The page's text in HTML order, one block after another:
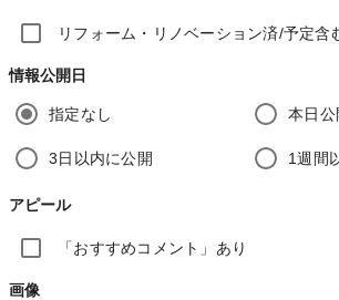
リフォーム・リノベーション済/予定含
情報公開日
指定なし 本日公
3日以内に公開 1週間
アピール
「おすすめコメント」あり
画像